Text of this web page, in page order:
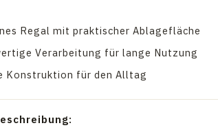
Regal mit praktischer Ablagefläche
Verarbeitung für lange Nutzung
Konstruktion für den Alltag